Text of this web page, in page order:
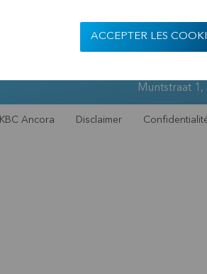
du communiqué de presse.
Muntstraat
KBC Ancora Disclaimer
ACCEPTER LES